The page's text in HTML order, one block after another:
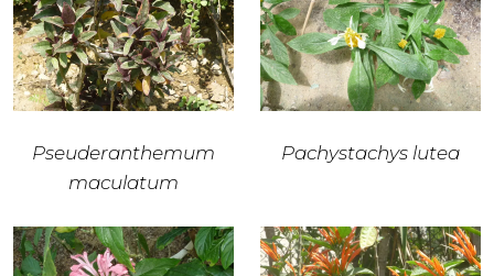
Pseuderanthemum
maculatum
Pachystachys lutea